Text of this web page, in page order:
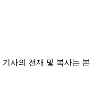
사의 전재 및 복사는 본